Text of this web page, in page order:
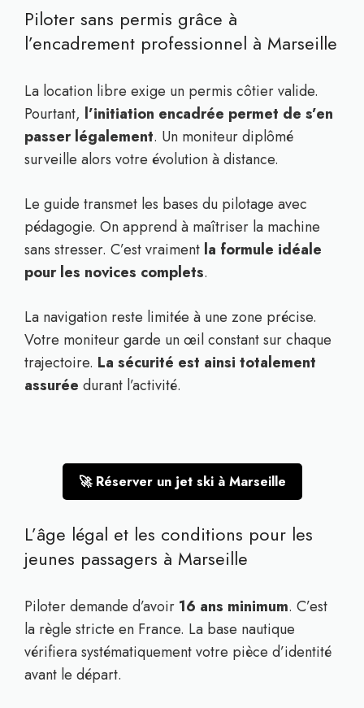
Piloter sans permis grâce à
l’encadrement professionnel à Marseille
La location libre exige un permis côtier valide.
Pourtant, l’initiation encadrée permet de s’en
passer légalement. Un moniteur diplômé
surveille alors votre évolution à distance.
Le guide transmet les bases du pilotage avec
pédagogie. On apprend à maîtriser la machine
sans stresser. C’est vraiment la formule idéale
pour les novices complets.
La navigation reste limitée à une zone précise.
Votre moniteur garde un œil constant sur chaque
trajectoire. La sécurité est ainsi totalement
assurée durant l’activité.
🚀 Réserver un jet ski à Marseille
L’âge légal et les conditions pour les
jeunes passagers à Marseille
Piloter demande d’avoir 16 ans minimum. C’est
la règle stricte en France. La base nautique
vérifiera systématiquement votre pièce d’identité
avant le départ.